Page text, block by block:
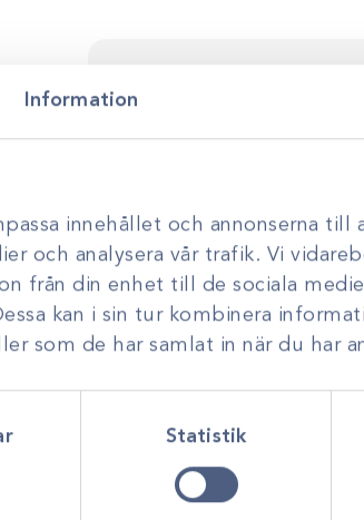
Information
innehållet och annonserna till
och analysera vår trafik. Vi
från din enhet till de sociala
kan i sin tur kombinera
som de har samlat in när du har
Statistik
Vi stöttar dig i allt från produktval